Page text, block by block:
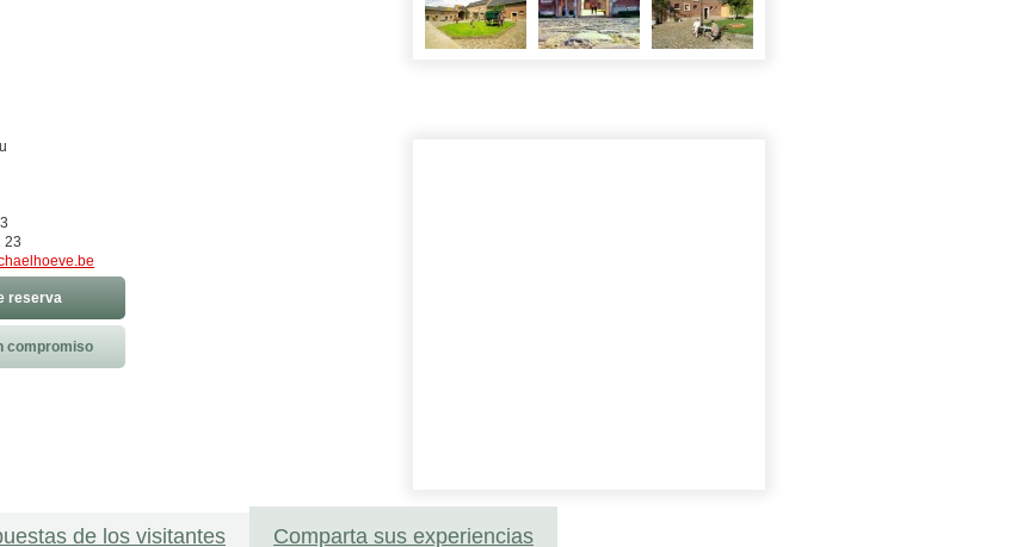
23
reserva
compromiso
de los visitantes Comparta sus experiencias